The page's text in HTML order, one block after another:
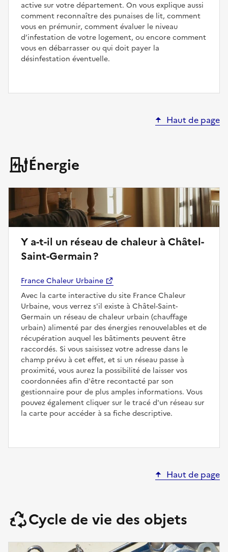
active sur votre département. On vous explique aussi
comment reconnaître des punaises de lit, comment
vous en prémunir, comment évaluer le niveau
d’infestation de votre logement, ou encore comment
vous en débarrasser ou qui doit payer la
désinfestation éventuelle.
Haut de page
Énergie
Y a-t-il un réseau de chaleur à Châtel-
Saint-Germain ?
France Chaleur Urbaine
Avec la carte interactive du site France Chaleur
Urbaine, vous verrez s'il existe à Châtel-Saint-
Germain un réseau de chaleur urbain (chauffage
urbain) alimenté par des énergies renouvelables et de
récupération auquel les bâtiments peuvent être
raccordés. Si vous saisissez votre adresse dans le
champ prévu à cet effet, et si un réseau passe à
proximité, vous aurez la possibilité de laisser vos
coordonnées afin d'être recontacté par son
gestionnaire pour de plus amples informations. Vous
pouvez également cliquer sur le tracé d'un réseau sur
la carte pour accéder à sa fiche descriptive.
Haut de page
Cycle de vie des objets